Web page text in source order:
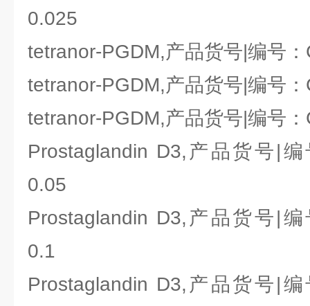
0.025
tetranor-PGDM,产品货号|编号
tetranor-PGDM,产品货号|编号
tetranor-PGDM,产品货号|编号
Prostaglandin D3,产品货号|
0.05
Prostaglandin D3,产品货号|
0.1
Prostaglandin D3,产品货号|